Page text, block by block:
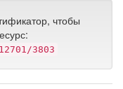
чтобы
3803